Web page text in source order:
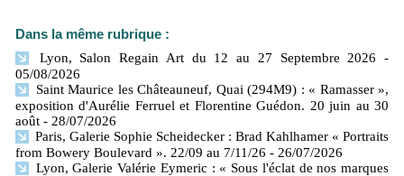
Dans la même rubrique :
Lyon, Salon Regain Art du 12 au 27 Septembre 2026
-
05/08/2026
Saint Maurice les Châteauneuf, Quai (294M9) : « Ramasser »,
exposition d'Aurélie Ferruel et Florentine Guédon. 20 juin au 30
août - 28/07/2026
Paris, Galerie Sophie Scheidecker : Brad Kahlhamer « Portraits
from Bowery Boulevard ». 22/09 au 7/11/26 - 26/07/2026
Lyon, Galerie Valérie Eymeric : « Sous l'éclat de nos marques